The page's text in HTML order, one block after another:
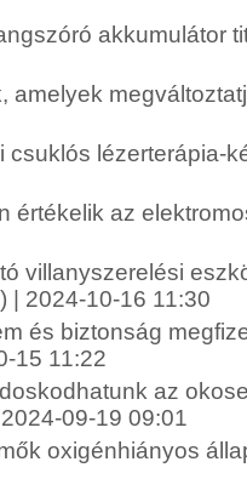
akkumulátor
amelyek
csuklós lézerterápia-
értékelik az
villanyszerelési
| 2024-10-16 11:30
és biztonság
15 11:22
az
09-19 09:01
oxigénhiányos